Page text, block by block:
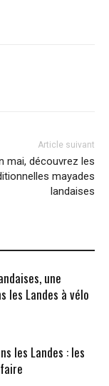
Article suivant
mai, découvrez les
mayades
landaises
une
les Landes à vélo
les Landes : les